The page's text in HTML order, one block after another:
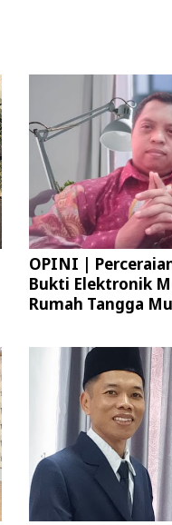
OPINI |
Bukti Elektronik
Rumah Tangga